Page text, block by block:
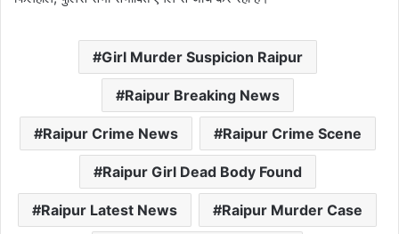
Girl Murder Suspicion Raipur
Raipur Breaking News
Raipur Crime News Raipur Crime Scene
Raipur Girl Dead Body Found
Raipur Latest News Raipur Murder Case